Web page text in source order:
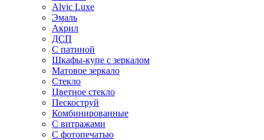
Alvic Luxe
Эмаль
Акрил
ДСП
С патиной
Шкафы-купе с зеркалом
Матовое зеркало
Стекло
Цветное стекло
Пескоструй
Комбинированные
С витражами
С фотопечатью